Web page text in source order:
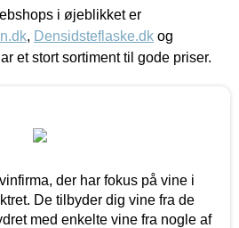
i øjeblikket er
, Densidsteflaske.dk og
et stort sortiment til gode priser.
der har fokus på vine i
De tilbyder dig vine fra de
med enkelte vine fra nogle af